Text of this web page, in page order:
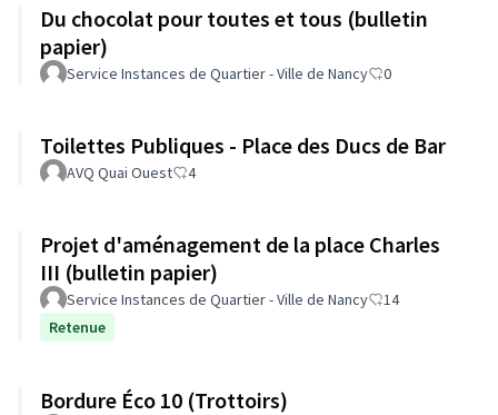
Du chocolat pour toutes et tous (bulletin
papier)
Service Instances de Quartier - Ville de Nancy 0
Toilettes Publiques - Place des Ducs de Bar
AVQ Quai Ouest 4
Projet d'aménagement de la place Charles
III (bulletin papier)
Service Instances de Quartier - Ville de Nancy
14
Retenue
Bordure Éco 10 (Trottoirs)